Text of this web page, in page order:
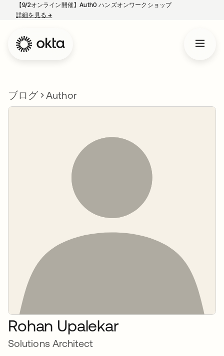
【9/2オンライン開催】Auth0 ハンズオンワークショップ
詳細を見る→
ブログ Author
Rohan Upalekar
Solutions Architect